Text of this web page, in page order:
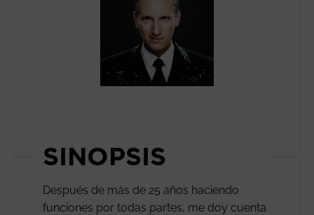
SINOPSIS
Después de más de 25 años haciendo
funciones por todas partes, me doy cuenta